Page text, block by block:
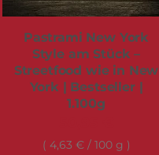
Pastrami New York
Style am Stück –
Streetfood wie in New
York | Bestseller |
1.100g
4,63 €/ 100 g